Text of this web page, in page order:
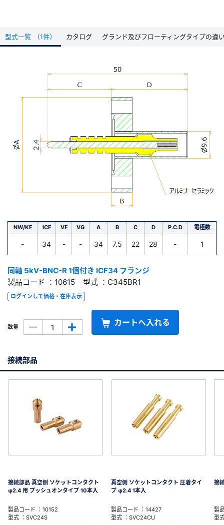
型式一覧 (1件） カタログ グランド及びフローティングタイプの違
NW/KF ICF VF VG A B C D P.C.D 電極数
- 34 - - 34 7.5 22 28 - 1
同軸 5kV-BNC-R 1個付き ICF34 フランジ
製品コード ：10615 型式 ：C345BR1
ログインして価格・在庫表示
数量 カートへ入れる
接続部品
接続部品 真空側 ソケットコンタクト
φ2.4 用 プッシュオンタイプ 10本入
製品コード ：10152
型式 ：SVC24S
真空側 ソケットコンタクト 圧着タイ
プ φ2.4 1本入
製品コード ：14427
型式 ：SVC24CU
接
製
型